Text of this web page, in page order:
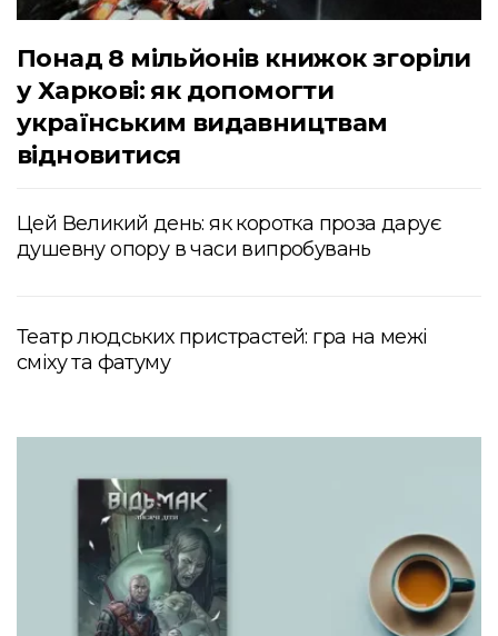
Понад 8 мільйонів книжок згоріли
у Харкові: як допомогти
українським видавництвам
відновитися
Цей Великий день: як коротка проза дарує
душевну опору в часи випробувань
Театр людських пристрастей: гра на межі
сміху та фатуму